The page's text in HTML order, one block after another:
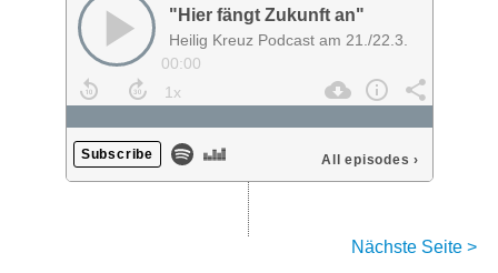
"Hier fängt Zukunft an"
Heilig Kreuz Podcast am 21./22.3.
00:00
Subscribe All episodes ›
Nächste Seite >